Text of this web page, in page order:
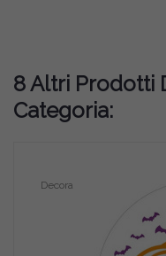
8 Altri Prodotti
Categoria:
Decora